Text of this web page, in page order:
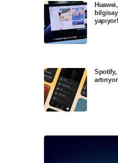
yapıyor!
Spotify,